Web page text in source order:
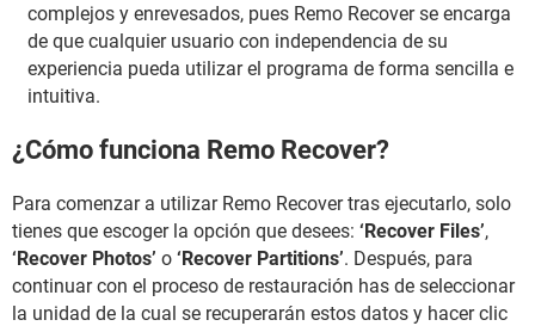
complejos y enrevesados, pues Remo Recover se encarga
de que cualquier usuario con independencia de su
experiencia pueda utilizar el programa de forma sencilla e
intuitiva.
¿Cómo funciona Remo Recover?
Para comenzar a utilizar Remo Recover tras ejecutarlo, solo
tienes que escoger la opción que desees: ‘Recover Files’,
‘Recover Photos’ o ‘Recover Partitions’. Después, para
continuar con el proceso de restauración has de seleccionar
la unidad de la cual se recuperarán estos datos y hacer clic